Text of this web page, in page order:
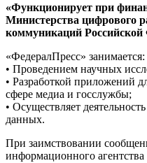
«Функционирует при
Министерства цифрового
коммуникаций Российской
«ФедералПресс» занимается:
• Проведением научных
• Разработкой приложений
сфере медиа и госслужбы;
• Осуществляет
данных.
При заимствовании
информационного